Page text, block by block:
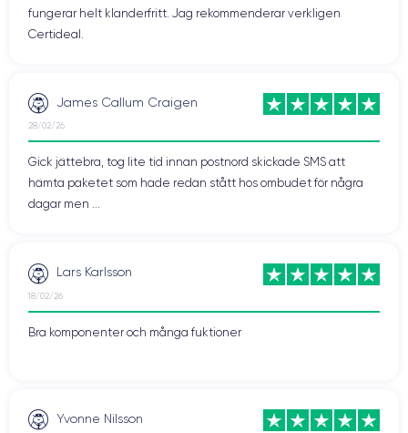
fungerar helt klanderfritt. Jag rekommenderar verkligen
Certideal.
James Callum Craigen
28/02/26
Gick jättebra, tog lite tid innan postnord skickade SMS att
hämta paketet som hade redan stått hos ombudet för några
dagar men ...
Lars Karlsson
18/02/26
Bra komponenter och många fuktioner
Yvonne Nilsson